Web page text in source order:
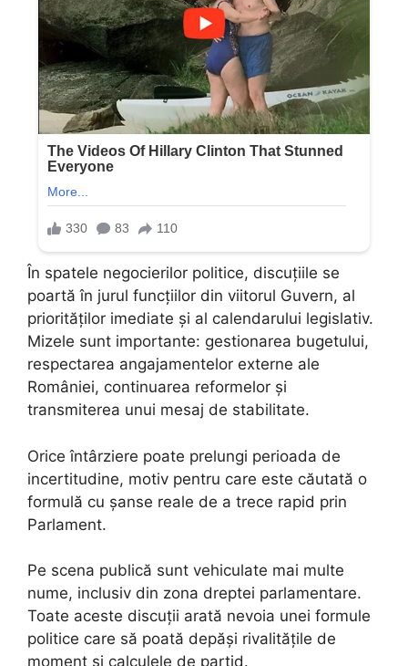
În spatele negocierilor politice, discuțiile se
poartă în jurul funcțiilor din viitorul Guvern, al
priorităților imediate și al calendarului legislativ.
Mizele sunt importante: gestionarea bugetului,
respectarea angajamentelor externe ale
României, continuarea reformelor și
transmiterea unui mesaj de stabilitate.
Orice întârziere poate prelungi perioada de
incertitudine, motiv pentru care este căutată o
formulă cu șanse reale de a trece rapid prin
Parlament.
Pe scena publică sunt vehiculate mai multe
nume, inclusiv din zona dreptei parlamentare.
Toate aceste discuții arată nevoia unei formule
politice care să poată depăși rivalitățile de
moment și calculele de partid.